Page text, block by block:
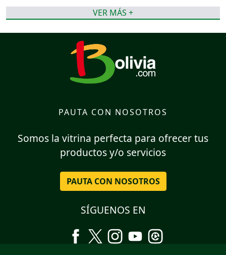
VER MÁS +
PAUTA CON NOSOTROS
Somos la vitrina perfecta para ofrecer tus
productos y/o servicios
PAUTA CON NOSOTROS
SÍGUENOS EN